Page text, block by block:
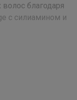
благодаря
с силиамином и